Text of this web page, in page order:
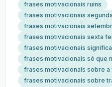
frases motivacionais ruins
frases motivacionais
frases motivacionais
frases motivacionais sexta
frases motivacionais
frases motivacionais só que
frases motivacionais sobre a
frases motivacionais sobre